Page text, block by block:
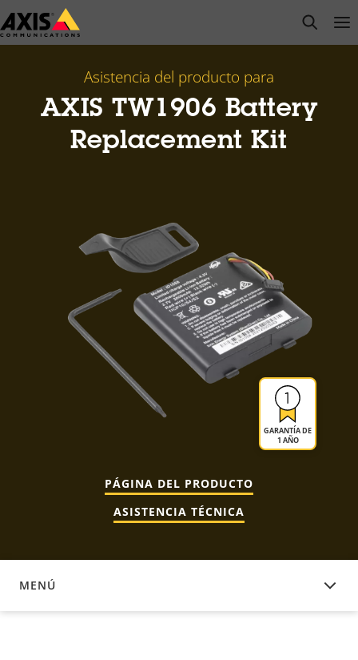
Saltar
al
open
Asistencia del producto para
AXIS TW1906 Battery
Replacement Kit
GARANTÍA DE
1 AÑO
PÁGINA DEL PRODUCTO
ASISTENCIA TÉCNICA
MENÚ
DOCUMENTACIÓN